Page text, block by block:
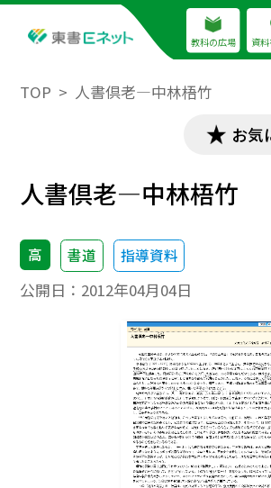
教科の広場 資
TOP 人書倶老―中林梧竹
お気
人書倶老―中林梧竹
高 書道 指導資料
公開日： 2012年04月04日